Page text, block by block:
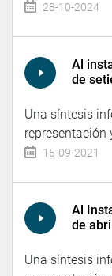
28-10-2024
Al
de
Una síntesis
representación
15-09-2021
Al
de
Una síntesis